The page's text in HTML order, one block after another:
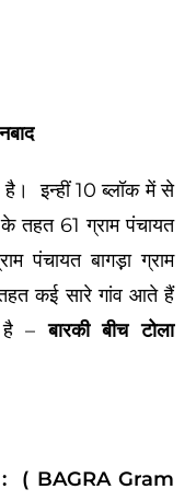
इन्हीं 10 ब्लॉक में से
के तहत 61 ग्राम पंचायत
पंचायत बागड़़ा ग्राम
कई सारे गांव आते हैं
है –बारकी बीच टोला
( BAGRA Gram